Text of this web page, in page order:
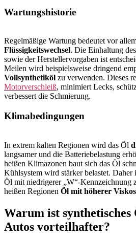
Wartungshistorie
Regelmäßige Wartung bedeutet vor
Flüssigkeitswechsel. Die Einhaltung des
sowie der Herstellervorgaben ist
Meilen wird beispielsweise dringend
Vollsynthetiköl zu verwenden. Dieses
Motorverschleiß, minimiert Lecks,
verbessert die Schmierung.
Klimabedingungen
In extrem kalten Regionen wird das Öl
langsamer und die Batteriebelastung
heißen Klimazonen baut sich das Öl
Kühlsystem wird stärker belastet. Daher
Öl mit niedrigerer „W“-Kennzeichnung
heißen Regionen Öl mit höherer
Warum ist
Autos vorteilhafter?